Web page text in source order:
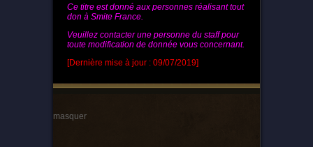
Ce titre est donné aux personnes réalisant tout
don à Smite France.
Veuillez contacter une personne du staff pour
toute modification de donnée vous concernant.
[Dernière mise à jour : 09/07/2019]
masquer